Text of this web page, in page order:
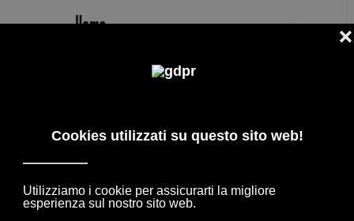
MOOOI
ITALIA, DE PADOVA, MAXALTO, FLEXFORM,
MOOOI, TAPPETI E TESSUTI MISSONI, LORO